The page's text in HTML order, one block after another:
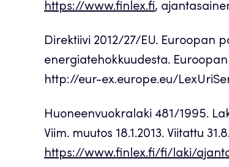
https://www.finlex.fi,
Direktiivi 2012/27/EU. Euroopan
energiatehokkuudesta. Euroopan
http://eur-ex.europe.eu/
Huoneenvuokralaki 481/1995.
Viim. muutos 18.1.2013. Viitattu
https://www.finlex.fi/fi/laki/